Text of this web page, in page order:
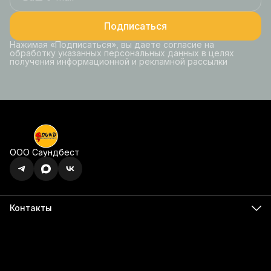
Подписаться
Нажимая «Подписаться», вы даете согласие на
обработку указанных персональных данных в целях
получения информационной и рекламной рассылки
ООО Саундбест
Контакты